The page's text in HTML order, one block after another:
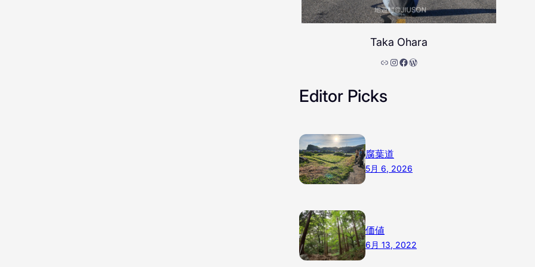
Taka Ohara
リンク Instagram Facebook WordPress
Editor Picks
腐葉道
5月 6, 2026
価値
6月 13, 2022